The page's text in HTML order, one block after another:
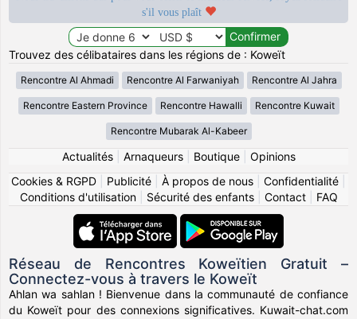
s'il vous plaît
Trouvez des célibataires dans les régions de : Koweït
Rencontre Al Ahmadi Rencontre Al Farwaniyah Rencontre Al Jahra
Rencontre Eastern Province Rencontre Hawalli Rencontre Kuwait
Rencontre Mubarak Al-Kabeer
Actualités| Arnaqueurs| Boutique| Opinions
Cookies & RGPD
Publicité À propos de nous Confidentialité
Conditions d'utilisation| Sécurité des enfants| Contact| FAQ
Réseau de Rencontres Koweïtien Gratuit –
Connectez-vous à travers le Koweït
Ahlan wa sahlan ! Bienvenue dans la communauté de confiance
du Koweït pour des connexions significatives. Kuwait-chat.com